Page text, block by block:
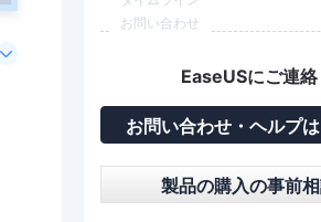
お問い合わせ
EaseUSにご連絡
お問い合わせ・ヘルプ
製品の購入の事前